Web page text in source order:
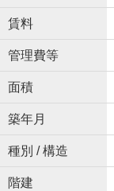
賃料
管理費等
面積
築年月
種別 / 構造
階建